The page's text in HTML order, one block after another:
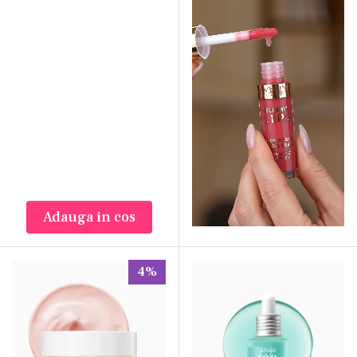
moleculară mare pentru a sigila umezeala
Prin atragerea apei în
piele, Acidul Hialuronic reduce vizibilitatea
liniilor fine și a ridurilor cauzate de
Hidratarea optimă ajută
la funcționarea corectă a barierei pielii,
reducând sensibilitatea și iritațiile.
Potențierea Efectelor: Produsele coreene
folosesc HA pentru a crea o bază hidratată
care permite absorbția optimă a altor
ingrediente vedetă
(precum Niacinamide
sau Centella Asiatica).
Integrarea Acidului Hialuronic în rutina ta
Adauga in cos
4%